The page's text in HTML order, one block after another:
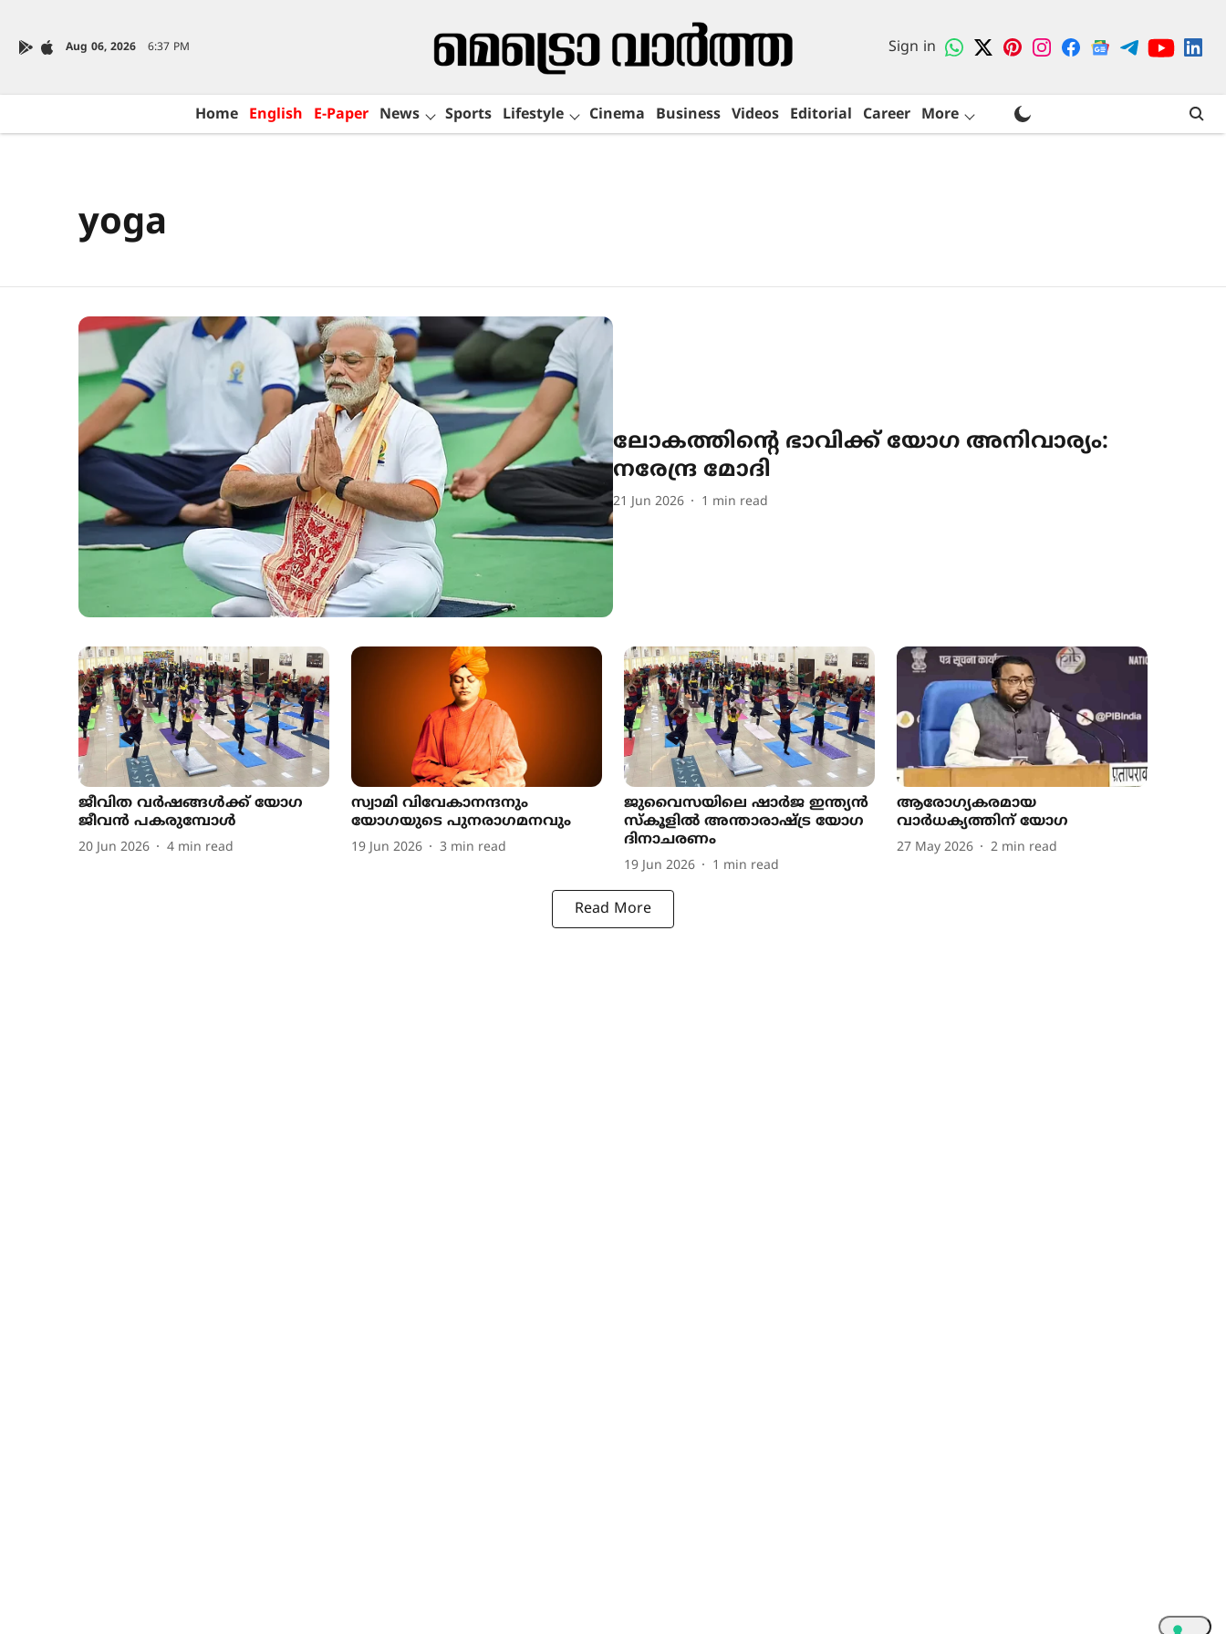
Aug 06, 2026 6:37 PM Sign in
Home English E-Paper News Sports Lifestyle Cinema Business Videos Editorial Career More
yoga
ലോകത്തിന്‍റെ ഭാവിക്ക് യോഗ അനിവാര്യം:
നരേന്ദ്ര മോദി
21 Jun 2026 1 min read
ജീവിത വർഷങ്ങൾക്ക് യോഗ
ജീവൻ പകരുമ്പോൾ
20 Jun 2026 4 min read
സ്വാമി വിവേകാനന്ദനും
യോഗയുടെ പുനരാഗമനവും
19 Jun 2026 3 min read
ജുവൈസയിലെ ഷാർജ ഇന്ത്യൻ
സ്കൂളിൽ അന്താരാഷ്ട്ര യോഗ
ദിനാചരണം
19 Jun 2026 1 min read
ആരോഗ്യകരമായ
വാർധക്യത്തിന് യോഗ
27 May 2026 2 min read
Read More